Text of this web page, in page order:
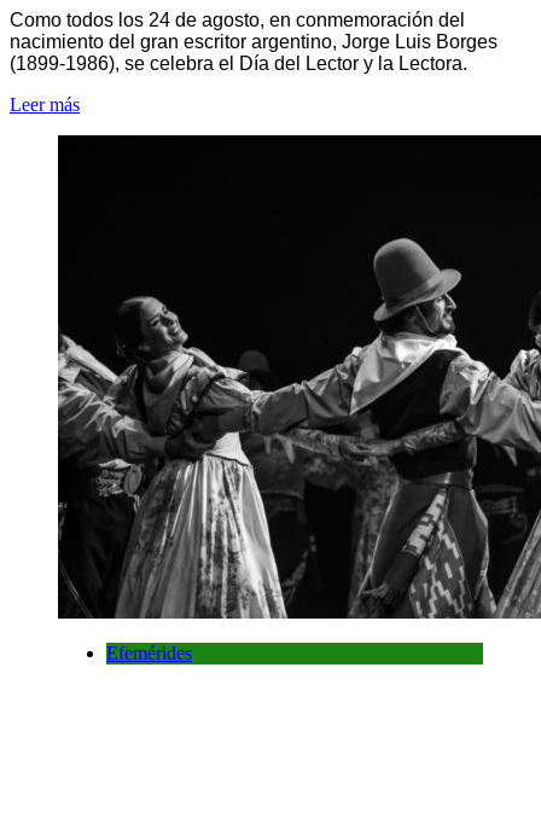
Como todos los 24 de agosto, en conmemoración del
nacimiento del gran escritor argentino, Jorge Luis Borges
(1899-1986), se celebra el Día del Lector y la Lectora.
Leer más
Efemérides